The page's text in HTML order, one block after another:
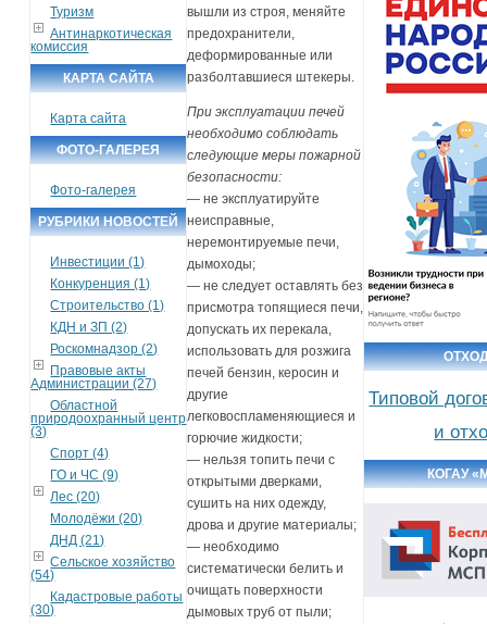
Туризм
Антинаркотическая
комиссия
КАРТА САЙТА
Карта сайта
ФОТО-ГАЛЕРЕЯ
Фото-галерея
РУБРИКИ НОВОСТЕЙ
Инвестиции (1)
Конкуренция (1)
Строительство (1)
КДН и ЗП (2)
Роскомнадзор (2)
Правовые акты
Администрации (27)
Областной
природоохранный центр
(3)
Спорт (4)
ГО и ЧС (9)
Лес (20)
Молодёжи (20)
ДНД (21)
Сельское хозяйство
(54)
Кадастровые работы
(30)
вышли из строя, меняйте
предохранители,
деформированные или
разболтавшиеся штекеры.
При эксплуатации печей
необходимо соблюдать
следующие меры пожарной
безопасности:
— не эксплуатируйте
неисправные,
неремонтируемые печи,
дымоходы;
— не следует оставлять без
присмотра топящиеся печи,
допускать их перекала,
использовать для розжига
печей бензин, керосин и
другие
легковоспламеняющиеся и
горючие жидкости;
— нельзя топить печи с
открытыми дверками,
сушить на них одежду,
дрова и другие материалы;
— необходимо
систематически белить и
очищать поверхности
дымовых труб от пыли;
Типовой
и
КОГАУ